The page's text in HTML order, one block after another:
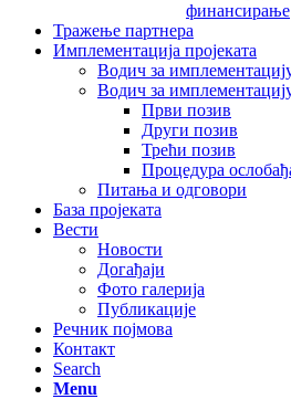
финансирање
Тражење партнера
Имплементација пројеката
Водич за
Водич за
Први позив
Други позив
Трећи позив
Процедура
Питања и одговори
База пројеката
Вести
Новости
Догађаји
Фото галерија
Публикације
Речник појмова
Контакт
Search
Menu